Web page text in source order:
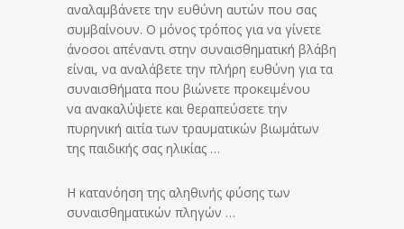
αναλαμβάνετε την ευθύνη αυτών που σας
συμβαίνουν. Ο μόνος τρόπος για να γίνετε
άνοσοι απέναντι στην συναισθηματική βλάβη
είναι, να αναλάβετε την πλήρη ευθύνη για τα
συναισθήματα που βιώνετε προκειμένου
να ανακαλύψετε και θεραπεύσετε την
πυρηνική αιτία των τραυματικών βιωμάτων
της παιδικής σας ηλικίας …
Η κατανόηση της αληθινής φύσης των
συναισθηματικών πληγών …